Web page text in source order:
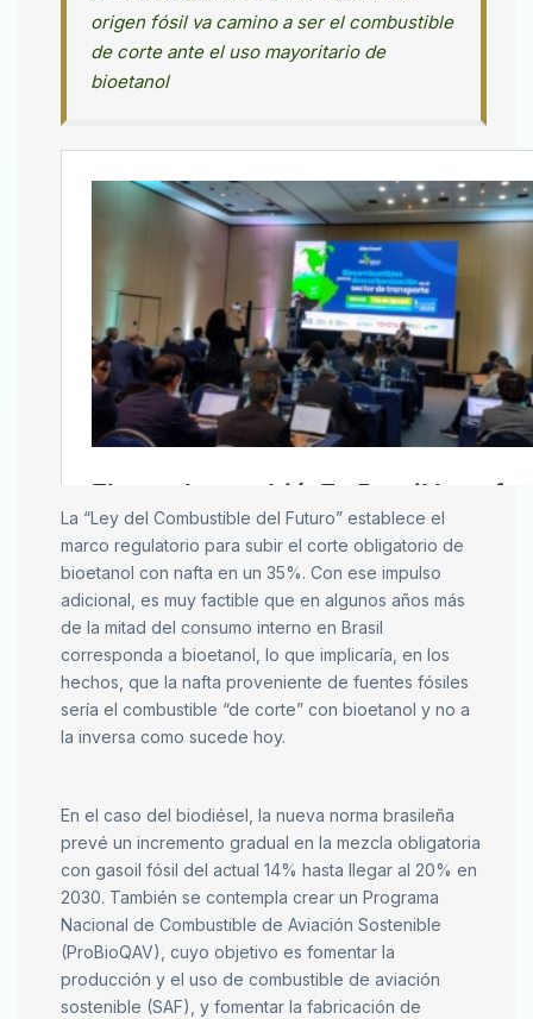
origen fósil va camino a ser el combustible
de corte ante el uso mayoritario de
bioetanol
La “Ley del Combustible del Futuro” establece el
marco regulatorio para subir el corte obligatorio de
bioetanol con nafta en un 35%. Con ese impulso
adicional, es muy factible que en algunos años más
de la mitad del consumo interno en Brasil
corresponda a bioetanol, lo que implicaría, en los
hechos, que la nafta proveniente de fuentes fósiles
sería el combustible “de corte” con bioetanol y no a
la inversa como sucede hoy.
En el caso del biodiésel, la nueva norma brasileña
prevé un incremento gradual en la mezcla obligatoria
con gasoil fósil del actual 14% hasta llegar al 20% en
2030. También se contempla crear un Programa
Nacional de Combustible de Aviación Sostenible
(ProBioQAV), cuyo objetivo es fomentar la
producción y el uso de combustible de aviación
sostenible (SAF), y fomentar la fabricación de